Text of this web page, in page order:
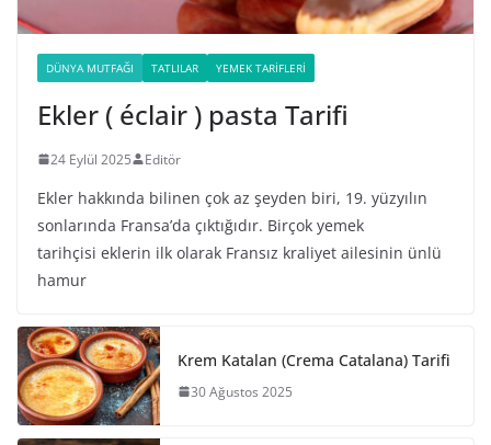
DÜNYA MUTFAĞI TATLILAR YEMEK TARIFLERI
Ekler ( éclair ) pasta Tarifi
24 Eylül 2025 Editör
Ekler hakkında bilinen çok az şeyden biri, 19. yüzyılın
sonlarında Fransa’da çıktığıdır. Birçok yemek
tarihçisi eklerin ilk olarak Fransız kraliyet ailesinin ünlü
hamur
Krem Katalan (Crema Catalana) Tarifi
30 Ağustos 2025